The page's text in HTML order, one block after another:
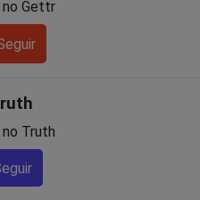
no Gettr
Truth